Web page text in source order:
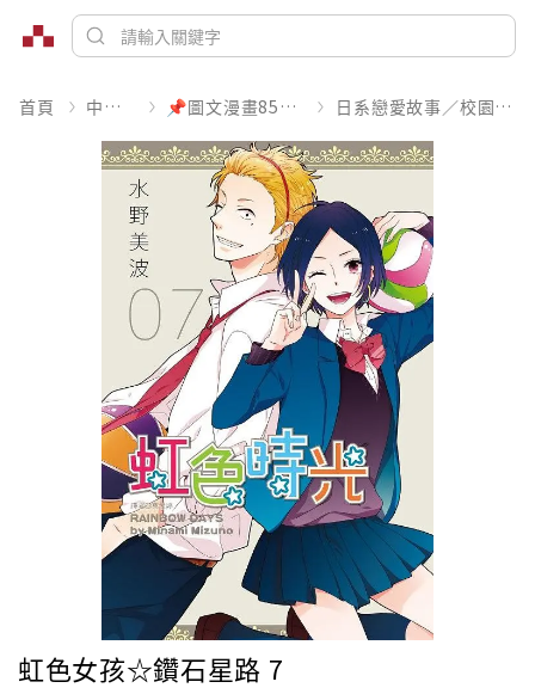
首頁 中文書 📌圖文漫畫85折起 日系戀愛故事／校園青春
虹色女孩☆鑽石星路 7